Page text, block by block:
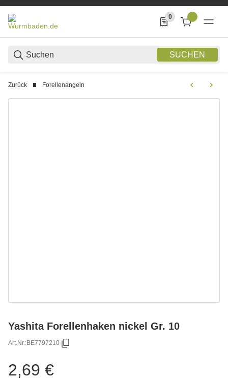
SUCHEN
0
0 Produkte in der
Zurück Forellenangeln
Yashita Forellenhaken nickel Gr. 10
Art.Nr.:BE7797210
2,69 €